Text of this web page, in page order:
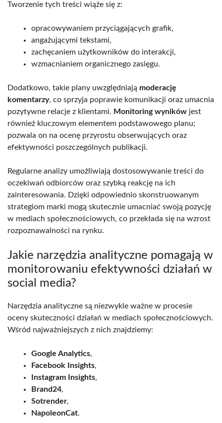
Tworzenie tych treści wiąże się z:
opracowywaniem przyciągających grafik,
angażującymi tekstami,
zachęcaniem użytkowników do interakcji,
wzmacnianiem organicznego zasięgu.
Dodatkowo, takie plany uwzględniają moderację
komentarzy, co sprzyja poprawie komunikacji oraz umacnia
pozytywne relacje z klientami. Monitoring wyników jest
również kluczowym elementem podstawowego planu;
pozwala on na ocenę przyrostu obserwujących oraz
efektywności poszczególnych publikacji.
Regularne analizy umożliwiają dostosowywanie treści do
oczekiwań odbiorców oraz szybką reakcję na ich
zainteresowania. Dzięki odpowiednio skonstruowanym
strategiom marki mogą skutecznie umacniać swoją pozycję
w mediach społecznościowych, co przekłada się na wzrost
rozpoznawalności na rynku.
Jakie narzędzia analityczne pomagają w
monitorowaniu efektywności działań w
social media?
Narzędzia analityczne są niezwykle ważne w procesie
oceny skuteczności działań w mediach społecznościowych.
Wśród najważniejszych z nich znajdziemy:
Google Analytics,
Facebook Insights,
Instagram Insights,
Brand24,
Sotrender,
NapoleonCat.